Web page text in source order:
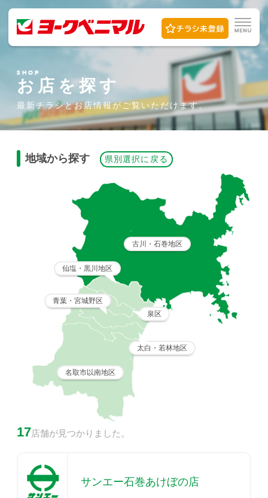
SHOP
お店を探す
最新チラシとお店情報がご覧いただけます。
地域から探す 県別選択に戻る
古川・石巻地区
太白・若林地区
青葉・宮城野区
泉区
仙塩・黒川地区
名取市以南地区
17店舗が見つかりました。
サンエー石巻あけぼの店